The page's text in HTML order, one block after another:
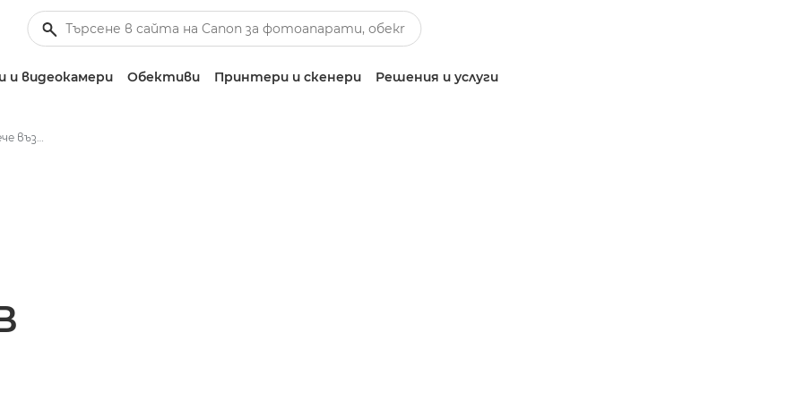
видеокамери Обективи Принтери и скенери Решения и услуги
Подготви се за повече възможности с до 800 лв. премия